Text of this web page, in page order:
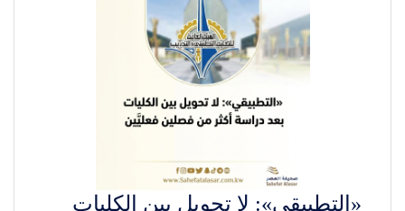
«التطبيقي»: لا تحويل بين الكليات